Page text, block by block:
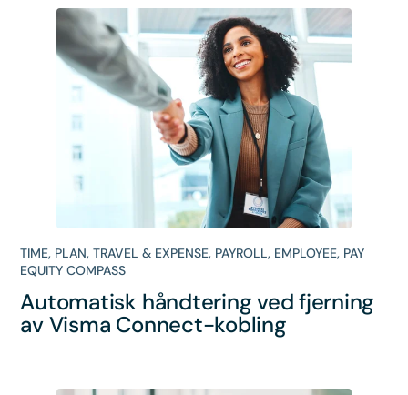
TIME, PLAN,TRAVEL & EXPENSE, PAYROLL, EMPLOYEE, PAY
EQUITY COMPASS
Automatisk håndtering ved fjerning
av Visma Connect-kobling